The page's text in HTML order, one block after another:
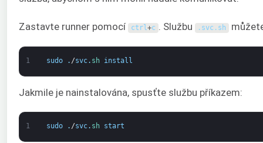
Zastavte runner pomocí ctrl+c . Službu . svc . sh
1 sudo . /svc. sh install
Jakmile je nainstalována, spusťte službu příkazem:
1 sudo . /svc. sh start